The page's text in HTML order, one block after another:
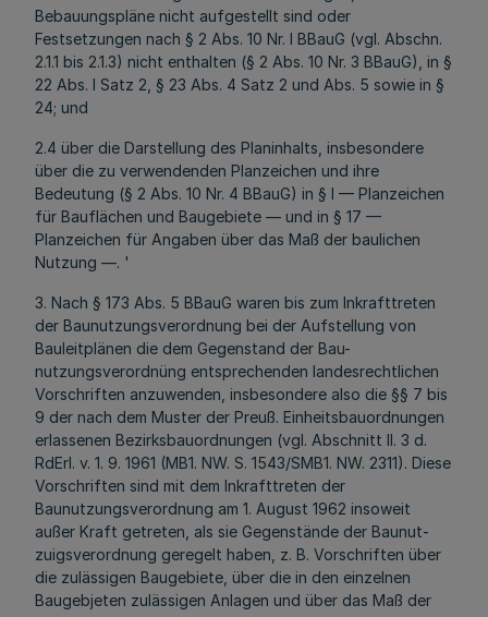
Bebauungspläne nicht aufgestellt sind oder
Festsetzungen nach § 2 Abs. 10 Nr. l BBauG (vgl. Abschn.
2.1.1 bis 2.1.3) nicht enthalten (§ 2 Abs. 10 Nr. 3 BBauG), in §
22 Abs. l Satz 2, § 23 Abs. 4 Satz 2 und Abs. 5 sowie in §
24; und
2.4 über die Darstellung des Planinhalts, insbesondere
über die zu verwendenden Planzeichen und ihre
Bedeutung (§ 2 Abs. 10 Nr. 4 BBauG) in § l — Planzeichen
für Bauflächen und Baugebiete — und in § 17 —
Planzeichen für Angaben über das Maß der baulichen
Nutzung —. '
3. Nach § 173 Abs. 5 BBauG waren bis zum Inkrafttreten
der Baunutzungsverordnung bei der Aufstellung von
Bauleitplänen die dem Gegenstand der Bau-
nutzungsverordnüng entsprechenden landesrechtlichen
Vorschriften anzuwenden, insbesondere also die §§ 7 bis
9 der nach dem Muster der Preuß. Einheitsbauordnungen
erlassenen Bezirksbauordnungen (vgl. Abschnitt II. 3 d.
RdErl. v. 1. 9. 1961 (MB1. NW. S. 1543/SMB1. NW. 2311). Diese
Vorschriften sind mit dem Inkrafttreten der
Baunutzungsverordnung am 1. August 1962 insoweit
außer Kraft getreten, als sie Gegenstände der Baunut-
zuigsverordnung geregelt haben, z. B. Vorschriften über
die zulässigen Baugebiete, über die in den einzelnen
Baugebjeten zulässigen Anlagen und über das Maß der